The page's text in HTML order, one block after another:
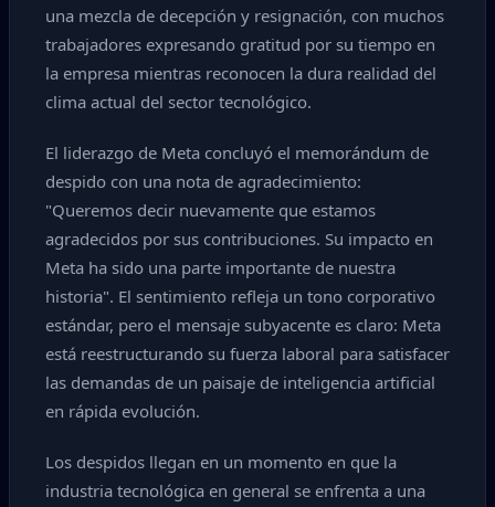
una mezcla de decepción y resignación, con muchos
trabajadores expresando gratitud por su tiempo en
la empresa mientras reconocen la dura realidad del
clima actual del sector tecnológico.
El liderazgo de Meta concluyó el memorándum de
despido con una nota de agradecimiento:
"Queremos decir nuevamente que estamos
agradecidos por sus contribuciones. Su impacto en
Meta ha sido una parte importante de nuestra
historia". El sentimiento refleja un tono corporativo
estándar, pero el mensaje subyacente es claro: Meta
está reestructurando su fuerza laboral para satisfacer
las demandas de un paisaje de inteligencia artificial
en rápida evolución.
Los despidos llegan en un momento en que la
industria tecnológica en general se enfrenta a una